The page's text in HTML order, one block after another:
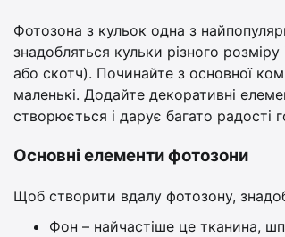
Фотозона з кульок одна з
знадобляться кульки різного
або скотч). Починайте з основної
маленькі. Додайте декоративні
створюється і дарує багато радості
Основні елементи фотозони
Щоб створити вдалу фотозону,
Фон – найчастіше це тканина,